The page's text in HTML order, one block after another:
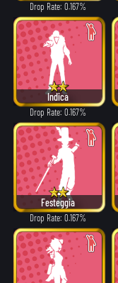
Drop Rate: 0.167%
Indica
Drop Rate: 0.167%
Festeggia
Drop Rate: 0.167%